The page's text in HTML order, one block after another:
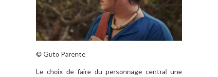
© Guto Parente
Le choix de faire du personnage central une